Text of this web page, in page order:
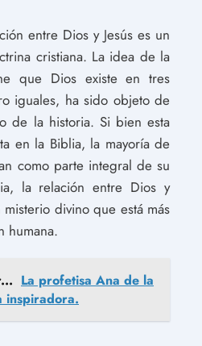
entre Dios y Jesús es un
cristiana. La idea de la
que Dios existe en tres
iguales, ha sido objeto de
de la historia. Si bien esta
en la Biblia, la mayoría de
como parte integral de su
la relación entre Dios y
divino que está más
humana.
La profetisa Ana de la
inspiradora.